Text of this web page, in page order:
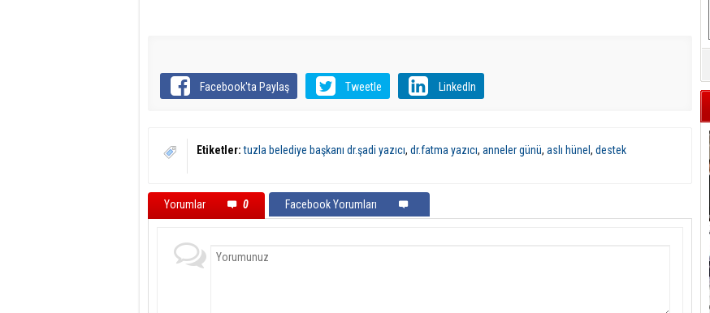
Facebook'ta Paylaş Tweetle LinkedIn
Etiketler: tuzla belediye başkanı dr.şadi yazıcı, dr.fatma yazıcı, anneler günü, aslı hünel , destek
Yorumlar 0 Facebook Yorumları